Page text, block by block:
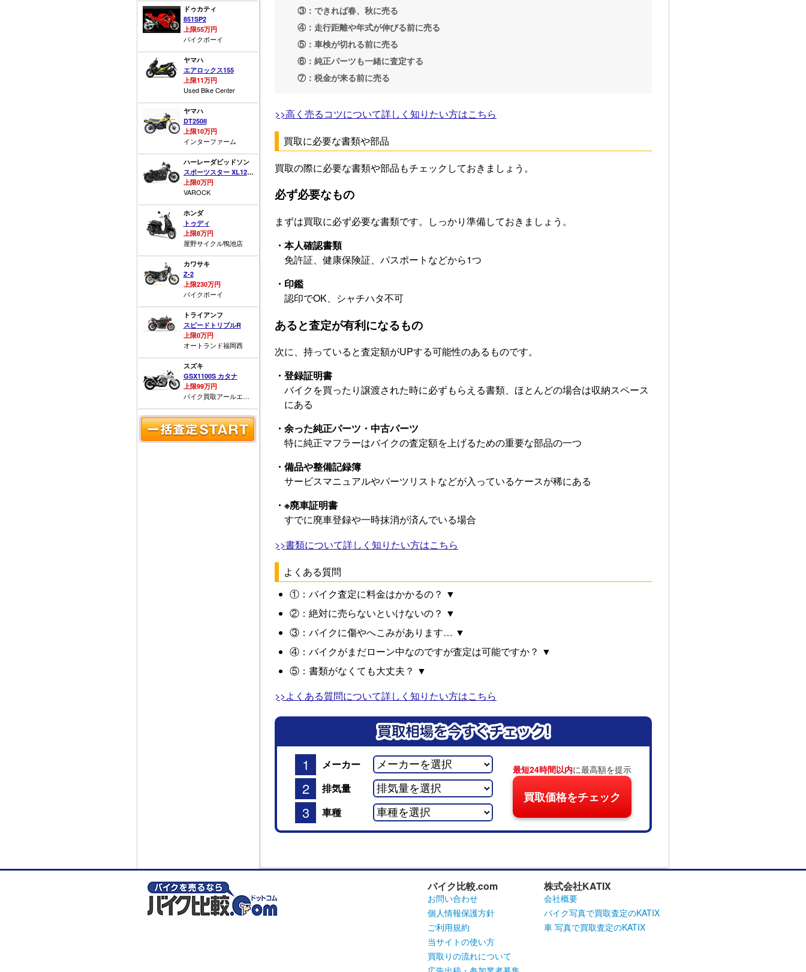
③：できれば春、秋に売る
④：走行距離や年式が伸びる前に売る
⑤：車検が切れる前に売る
⑥：純正パーツも一緒に査定する
⑦：税金が来る前に売る
>>高く売るコツについて詳しく知りたい方はこちら
買取に必要な書類や部品
買取の際に必要な書類や部品もチェックしておきましょう。
必ず必要なもの
まずは買取に必ず必要な書類です。しっかり準備しておきましょう。
・本人確認書類
免許証、健康保険証、パスポートなどから1つ
・印鑑
認印でOK、シャチハタ不可
あると査定が有利になるもの
次に、持っていると査定額がUPする可能性のあるものです。
・登録証明書
バイクを買ったり譲渡された時に必ずもらえる書類、ほとんどの場合は収納スペース
にある
・余った純正パーツ・中古パーツ
特に純正マフラーはバイクの査定額を上げるための重要な部品の一つ
・備品や整備記録簿
サービスマニュアルやパーツリストなどが入っているケースが稀にある
・※廃車証明書
すでに廃車登録や一時抹消が済んでいる場合
>>書類について詳しく知りたい方はこちら
よくある質問
①：バイク査定に料金はかかるの？ ▼
②：絶対に売らないといけないの？ ▼
③：バイクに傷やへこみがあります… ▼
④：バイクがまだローン中なのですが査定は可能ですか？ ▼
⑤：書類がなくても大丈夫？ ▼
>>よくある質問について詳しく知りたい方はこちら
1 メーカー
2 排気量
3 車種
最短24時間以内に最高額を提示
買取価格をチェック
ドゥカティ
851SP2
上限55万円
バイクボーイ
ヤマハ
エアロックス155
上限11万円
Used Bike Center
ヤマハ
DT250II
上限10万円
インターファーム
ハーレーダビッドソン
スポーツスター XL1200NS アイアン
上限0万円
VAROCK
ホンダ
トゥディ
上限8万円
屋野サイクル鴨池店
カワサキ
Z-2
上限230万円
バイクボーイ
トライアンフ
スピードトリプルR
上限0万円
オートランド福岡西
スズキ
GSX1100S カタナ
上限99万円
バイク買取アールエス福山
バイク比較.com
お問い合わせ
個人情報保護方針
ご利用規約
当サイトの使い方
買取りの流れについて
株式会社KATIX
会社概要
バイク写真で買取査定のKATIX
車 写真で買取査定のKATIX